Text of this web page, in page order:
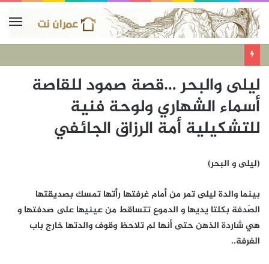
ليلى والبحر …قصة صمود للقاصة
أسماء الشهاري ولوحة فنية
للتشكيلية أمة الرزاق الجائفي
(ليلى و البحر)
بينما والدة ليلى تمر من أمام غرفتها رأتها تمسك بصديقتها
الصَدفة بكلتا يديها و الدموع تتساقط من عينيها على صدفتها و
هي شاردة الذهن حتى أنها لم تلاحظ وقوف والدتها خارج باب
الغرفة..